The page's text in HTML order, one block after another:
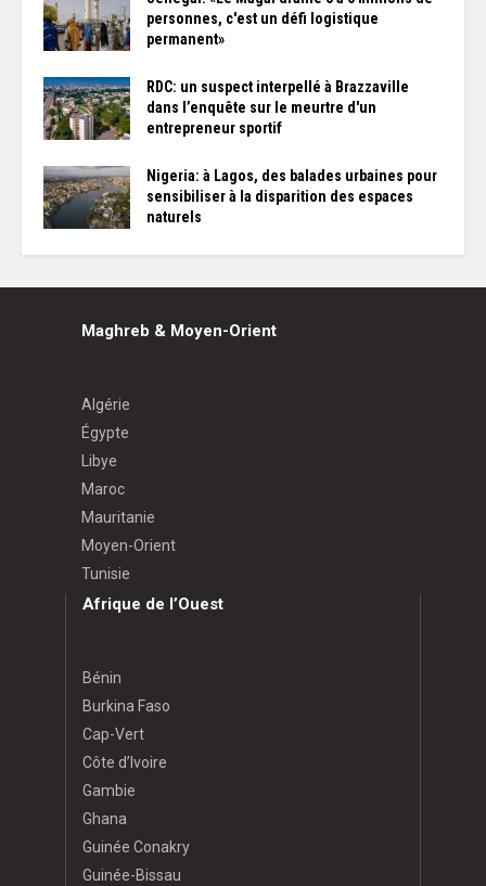
personnes, c'est un défi logistique
permanent»
RDC: un suspect interpellé à Brazzaville
dans l’enquête sur le meurtre d'un
entrepreneur sportif
Nigeria: à Lagos, des balades urbaines pour
sensibiliser à la disparition des espaces
naturels
Maghreb & Moyen-Orient
Algérie
Égypte
Libye
Maroc
Mauritanie
Moyen-Orient
Tunisie
Afrique de l’Ouest
Bénin
Burkina Faso
Cap-Vert
Côte d’Ivoire
Gambie
Ghana
Guinée Conakry
Guinée-Bissau